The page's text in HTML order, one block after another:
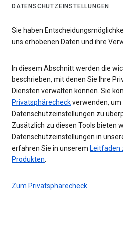
DATENSCHUTZEINSTELLUNGEN
Sie haben
uns erhobenen Daten und ihre
In diesem Abschnitt werden die
beschrieben, mit denen Sie Ihre
Diensten verwalten können. Sie
Privatsphärecheckverwenden, um
Datenschutzeinstellungen zu
Zusätzlich zu diesen Tools bieten
Datenschutzeinstellungen in
erfahren Sie in unserem Leitfaden
Produkten
Zum Privatsphärecheck